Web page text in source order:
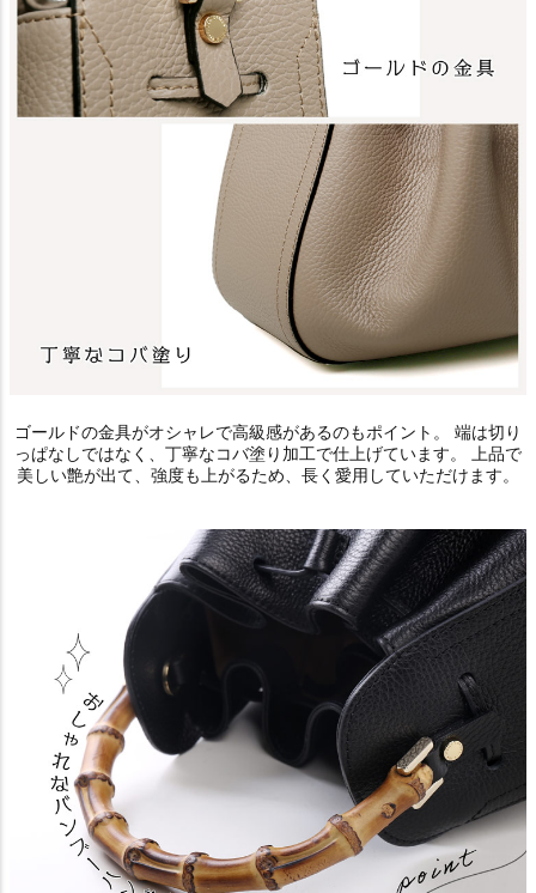
ゴールドの金具がオシャレで高級感があるのもポイント。 端は切り
っぱなしではなく、丁寧なコバ塗り加工で仕上げています。 上品で
美しい艶が出て、強度も上がるため、長く愛用していただけます。